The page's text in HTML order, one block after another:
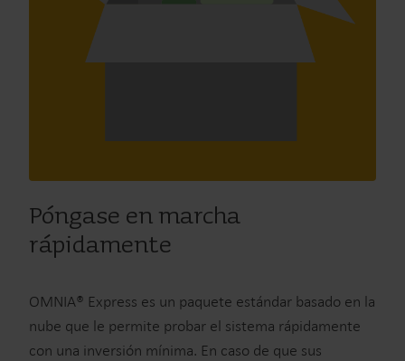
Póngase en marcha
rápidamente
OMNIA® Express es un paquete estándar basado en la
nube que le permite probar el sistema rápidamente
con una inversión mínima. En caso de que sus